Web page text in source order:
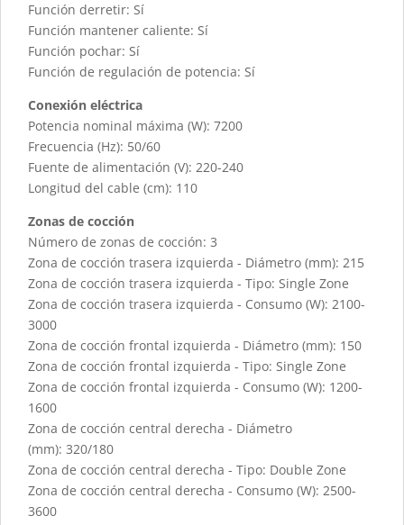
Función derretir: Sí
Función mantener caliente: Sí
Función pochar: Sí
Función de regulación de potencia: Sí
Conexión eléctrica
Potencia nominal máxima (W): 7200
Frecuencia (Hz): 50/60
Fuente de alimentación (V): 220-240
Longitud del cable (cm): 110
Zonas de cocción
Número de zonas de cocción: 3
Zona de cocción trasera izquierda - Diámetro (mm): 215
Zona de cocción trasera izquierda - Tipo: Single Zone
Zona de cocción trasera izquierda - Consumo (W): 2100-
3000
Zona de cocción frontal izquierda - Diámetro (mm): 150
Zona de cocción frontal izquierda - Tipo: Single Zone
Zona de cocción frontal izquierda - Consumo (W): 1200-
1600
Zona de cocción central derecha - Diámetro
(mm): 320/180
Zona de cocción central derecha - Tipo: Double Zone
Zona de cocción central derecha - Consumo (W): 2500-
3600